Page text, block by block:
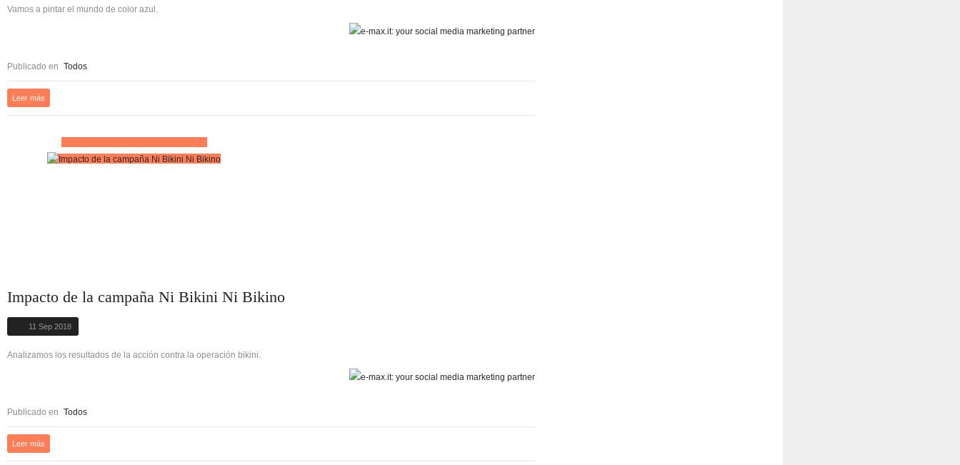
Vamos a pintar el mundo de color azul.
Publicado en Todos
Leer más
Impacto de la campaña Ni Bikini Ni Bikino
11 Sep 2018
Analizamos los resultados de la acción contra la operación bikini.
Publicado en Todos
Leer más